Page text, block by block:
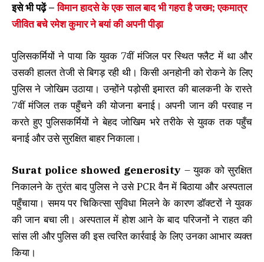
इसे भी पढ़ें –विमान हादसे के एक साल बाद भी गहरा है जख्म; एकमात्र
जीवित बचे रमेश कुमार ने बयां की अपनी पीड़ा
पुलिसकर्मियों ने पाया कि युवक 7वीं मंजिल पर स्थित फ्लैट में था और
उसकी हालत तेजी से बिगड़ रही थी। किसी अनहोनी को रोकने के लिए
पुलिस ने जोखिम उठाया। उन्होंने पड़ोसी इमारत की बालकनी के रास्ते
7वीं मंजिल तक पहुँचने की योजना बनाई। अपनी जान की परवाह न
करते हुए पुलिसकर्मियों ने बेहद जोखिम भरे तरीके से युवक तक पहुँच
बनाई और उसे सुरक्षित बाहर निकाला।
Surat police showed generosity – युवक को सुरक्षित
निकालने के तुरंत बाद पुलिस ने उसे PCR वैन में बिठाया और अस्पताल
पहुँचाया। समय पर चिकित्सा सुविधा मिलने के कारण डॉक्टरों ने युवक
की जान बचा ली। अस्पताल में होश आने के बाद परिजनों ने राहत की
सांस ली और पुलिस की इस त्वरित कार्रवाई के लिए उनका आभार व्यक्त
किया।